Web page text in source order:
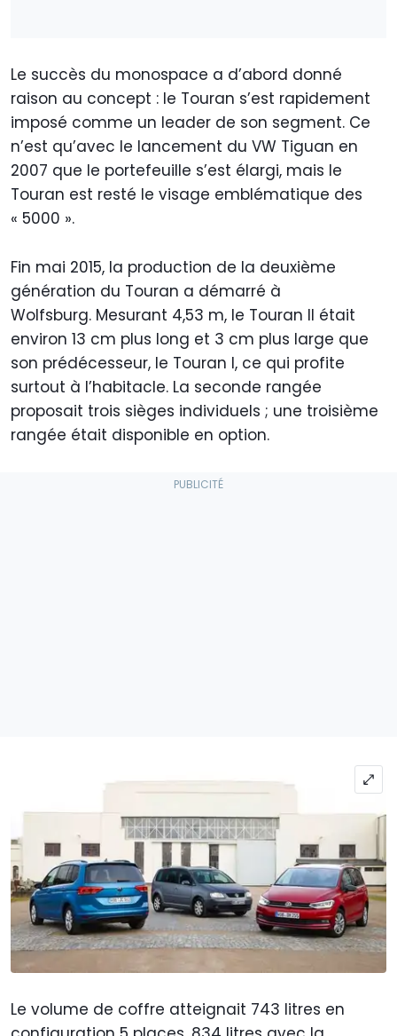
Le succès du monospace a d’abord donné
raison au concept : le Touran s’est rapidement
imposé comme un leader de son segment. Ce
n’est qu’avec le lancement du VW Tiguan en
2007 que le portefeuille s’est élargi, mais le
Touran est resté le visage emblématique des
« 5000 ».
Fin mai 2015, la production de la deuxième
génération du Touran a démarré à
Wolfsburg. Mesurant 4,53 m, le Touran II était
environ 13 cm plus long et 3 cm plus large que
son prédécesseur, le Touran I, ce qui profite
surtout à l’habitacle. La seconde rangée
proposait trois sièges individuels ; une troisième
rangée était disponible en option.
Le volume de coffre atteignait 743 litres en